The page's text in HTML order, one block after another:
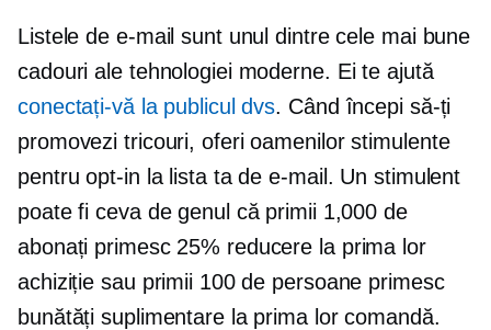
Listele de e-mail sunt unul dintre cele mai bune
cadouri ale tehnologiei moderne. Ei te ajută
conectați-vă la publicul dvs. Când începi să-ți
promovezitricouri, oferi oamenilor stimulente
pentruopt-in la lista ta de e-mail. Un stimulent
poate fi ceva de genul că primii 1,000 de
abonați primesc 25% reducere la prima lor
achiziție sau primii 100 de persoane primesc
bunătăți suplimentare la prima lor comandă.